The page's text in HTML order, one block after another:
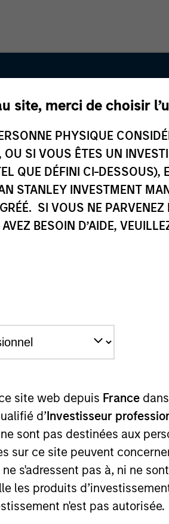
site, merci de choisir
PHYSIQUE
SI VOUS ÊTES UN
QUE DÉFINI CI-
STANLEY INVESTMENT
SI VOUS NE
BESOIN D’AIDE,
site web depuis France
d’Investisseur
sont pas destinées aux
sur ce site peuvent
ne s'adressent pas à, ni ne
les produits
n'est pas autorisée.
Morgan Stanley Private
Private Equity Asia
substantial business